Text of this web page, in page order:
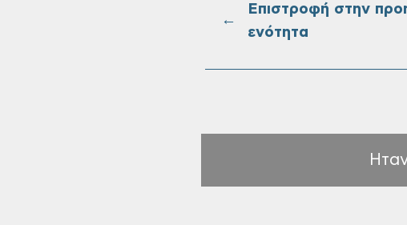
←
Επιστροφή στην
ενότητα